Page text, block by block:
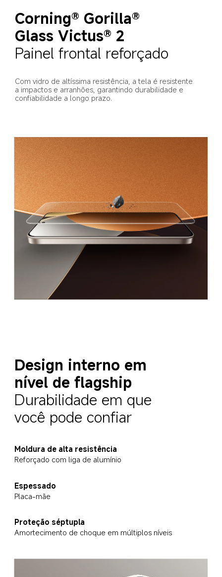
Corning® Gorilla®
Glass Victus® 2
Painel frontal reforçado
Com vidro de altíssima resistência, a tela é resistente
a impactos e arranhões, garantindo durabilidade e
confiabilidade a longo prazo.
Design interno em
nível de flagship
Durabilidade em que
você pode confiar
Moldura de alta resistência
Reforçado com liga de alumínio
Espessado
Placa-mãe
Proteção séptupla
Amortecimento de choque em múltiplos níveis